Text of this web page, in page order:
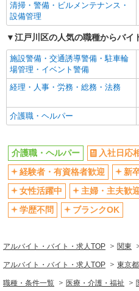
エルダー（50代～）活躍中
高収入・高額
昇給あり
フルタイム歓迎
駅直結・駅チカ
残業少なめ（月20h未満）
退職金・財形貯蓄制度あり
制服貸与
資格取得支援制度あり
同じ職種から求人を探す
同じ特徴から求人を探す
清掃・警備・ビルメンテナンス・
設備管理
江戸川区の人気の職種からバイ
施設警備・交通誘導警備・駐車輪
場管理・イベント警備
経理・人事・労務・総務・法務
介護職・ヘルパー
介護職・ヘルパー 入社日応
経験者・有資格者歓迎
新
女性活躍中
主婦・主夫歓
学歴不問
ブランクOK
アルバイト・バイト・求人TOP 関東
アルバイト・バイト・求人TOP 東京
職種・条件一覧 医療・介護・福祉